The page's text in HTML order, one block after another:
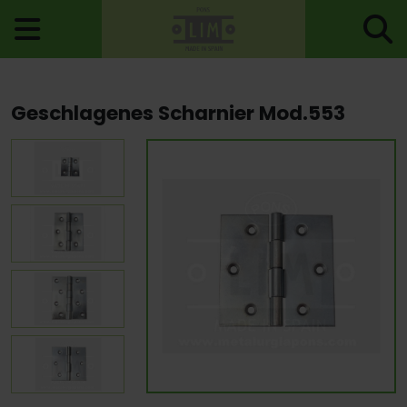
Geschlagenes Scharnier Mod.553
Geschlagenes Scharnier Mod.553